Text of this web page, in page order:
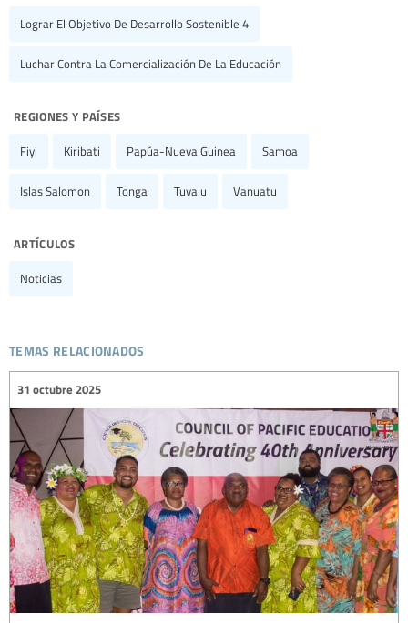
Lograr El Objetivo De Desarrollo Sostenible 4
Luchar Contra La Comercialización De La Educación
regiones y países
Fiyi Kiribati Papúa-Nueva Guinea Samoa
Islas Salomon Tonga Tuvalu Vanuatu
artículos
Noticias
temas relacionados
31 octubre 2025